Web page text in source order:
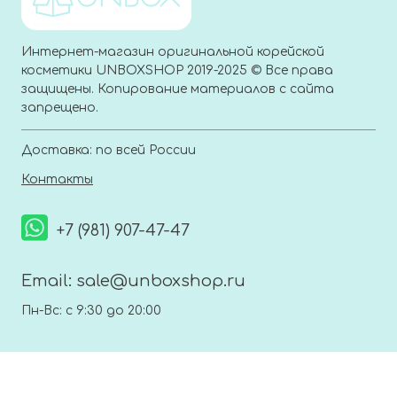
Интернет-магазин оригинальной корейской
косметики UNBOXSHOP 2019-2025 © Все права
защищены. Копирование материалов с сайта
запрещено.
Доставка: по всей России
Контакты
+7 (981) 907-47-47
Email: sale@unboxshop.ru
Пн-Вс: с 9:30 до 20:00